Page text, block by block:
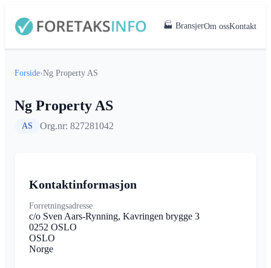
🏭 BransjerOm ossKontakt
Forside›Ng Property AS
Ng Property AS
AS Org.nr: 827281042
Kontaktinformasjon
Forretningsadresse
c/o Sven Aars-Rynning, Kavringen brygge 3
0252 OSLO
OSLO
Norge